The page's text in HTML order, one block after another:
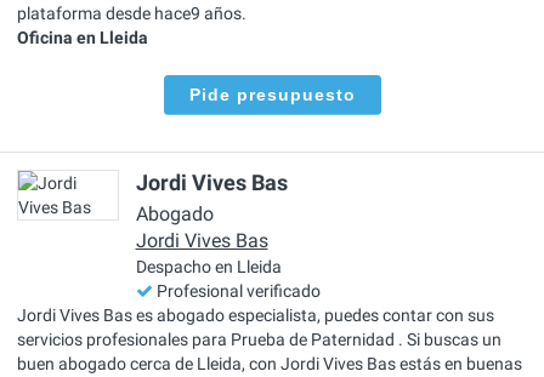
plataforma desde hace9 años.
Oficina en Lleida
Pide presupuesto
Jordi Vives Bas
Abogado
Jordi Vives Bas
Despacho en Lleida
Profesional verificado
Jordi Vives Bas es abogado especialista, puedes contar con sus
servicios profesionales para Prueba de Paternidad . Si buscas un
buen abogado cerca de Lleida, con Jordi Vives Bas estás en buenas